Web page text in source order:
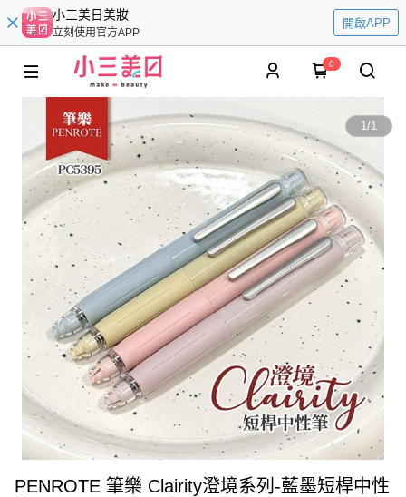
小三美日美妝
立刻使用官方APP
開啟APP
0
1/1
PENROTE 筆樂 Clairity澄境系列-藍墨短桿中性